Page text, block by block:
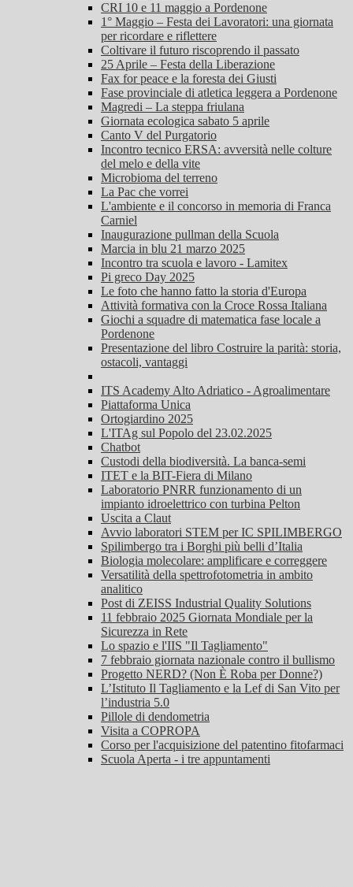
CRI 10 e 11 maggio a Pordenone
1° Maggio – Festa dei Lavoratori: una giornata
per ricordare e riflettere
Coltivare il futuro riscoprendo il passato
25 Aprile – Festa della Liberazione
Fax for peace e la foresta dei Giusti
Fase provinciale di atletica leggera a Pordenone
Magredi – La steppa friulana
Giornata ecologica sabato 5 aprile
Canto V del Purgatorio
Incontro tecnico ERSA: avversità nelle colture
del melo e della vite
Microbioma del terreno
La Pac che vorrei
L'ambiente e il concorso in memoria di Franca
Carniel
Inaugurazione pullman della Scuola
Marcia in blu 21 marzo 2025
Incontro tra scuola e lavoro - Lamitex
Pi greco Day 2025
Le foto che hanno fatto la storia d'Europa
Attività formativa con la Croce Rossa Italiana
Giochi a squadre di matematica fase locale a
Pordenone
Presentazione del libro Costruire la parità: storia,
ostacoli, vantaggi
ITS Academy Alto Adriatico - Agroalimentare
Piattaforma Unica
Ortogiardino 2025
L'ITAg sul Popolo del 23.02.2025
Chatbot
Custodi della biodiversità. La banca-semi
ITET e la BIT-Fiera di Milano
Laboratorio PNRR funzionamento di un
impianto idroelettrico con turbina Pelton
Uscita a Claut
Avvio laboratori STEM per IC SPILIMBERGO
Spilimbergo tra i Borghi più belli d’Italia
Biologia molecolare: amplificare e correggere
Versatilità della spettrofotometria in ambito
analitico
Post di ZEISS Industrial Quality Solutions
11 febbraio 2025 Giornata Mondiale per la
Sicurezza in Rete
Lo spazio e l'IIS "Il Tagliamento"
7 febbraio giornata nazionale contro il bullismo
Progetto NERD? (Non È Roba per Donne?)
L’Istituto Il Tagliamento e la Lef di San Vito per
l’industria 5.0
Pillole di dendometria
Visita a COPROPA
Corso per l'acquisizione del patentino fitofarmaci
Scuola Aperta - i tre appuntamenti